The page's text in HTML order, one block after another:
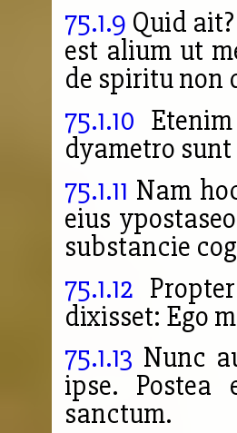
75.1.9 Quid
est alium ut
de spiritu non
75.1.10
dyametro
75.1.11 Nam
eius
substancie
75.1.12
dixisset: Ego
75.1.13 Nunc
ipse.
sanctum.